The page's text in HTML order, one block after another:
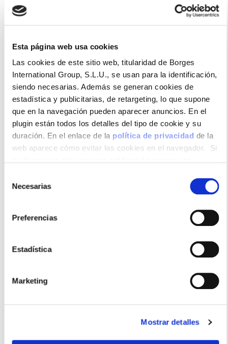
Esta página web usa cookies
Las cookies de este sitio web, titularidad de Borges
International Group, S.L.U., se usan para la identificación,
siendo necesarias. Además se generan cookies de
estadística y publicitarias, de retargeting, lo que supone
que en la navegación pueden aparecer anuncios. En el
plugin están todos los detalles del tipo de cookie y su
duración. En el enlace de la política de privacidad de la
web aparece cómo evitar las cookies en el navegador. Si
habiendo aceptado las cookies de analytics, Google
permite conocer algunos hábitos de navegación que no le
Necesarias
Preferencias
Estadística
Marketing
Mostrar detalles
adoran por su sabor suave y equilibrado, su elevada
densidad, su embriagador aroma y su aterciopelado
paladar. Un deleite gourmet envejecido lentamente
en barricas de roble con mayores cantidades de
mosto de uva. La certificación IGP garantiza la
calidad y el sabor de nuestro vinagre, producido en
nuestra bodega de Módena (Italia).
Formatos disponibles
Usos recomendados